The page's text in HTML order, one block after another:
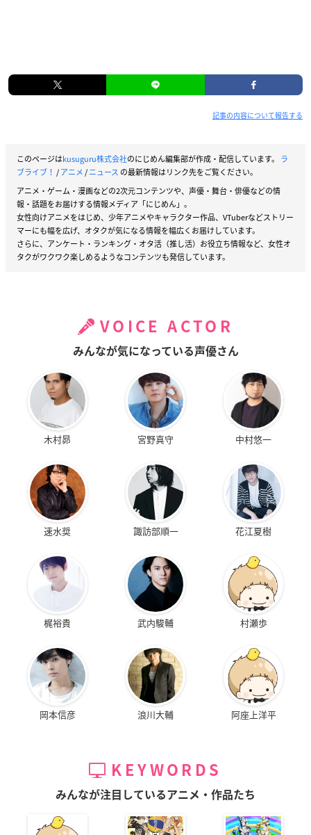
記事の内容について報告する
このページはkusuguru株式会社のにじめん編集部が作成・配信しています。 ラ
ブライブ！ /アニメ/ニュース の最新情報はリンク先をご覧ください。
アニメ・ゲーム・漫画などの2次元コンテンツや、声優・舞台・俳優などの情
報・話題をお届けする情報メディア「にじめん」。
女性向けアニメをはじめ、少年アニメやキャラクター作品、VTuberなどストリー
マーにも幅を広げ、オタクが気になる情報を幅広くお届けしています。
さらに、アンケート・ランキング・オタ活（推し活）お役立ち情報など、女性オ
タクがワクワク楽しめるようなコンテンツも発信しています。
VOICE ACTOR
みんなが気になっている声優さん
木村昴 宮野真守 中村悠一
速水奨 諏訪部順一 花江夏樹
梶裕貴 武内駿輔 村瀬歩
岡本信彦 浪川大輔 阿座上洋平
KEYWORDS
みんなが注目しているアニメ・作品たち